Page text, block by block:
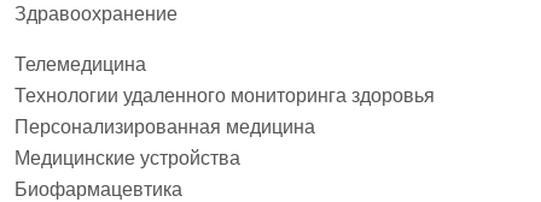
Здравоохранение
Телемедицина
Технологии удаленного мониторинга здоровья
Персонализированная медицина
Медицинские устройства
Биофармацевтика